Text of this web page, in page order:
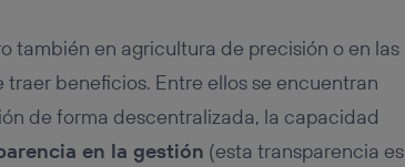
también en agricultura de precisión o en las
beneficios. Entre ellos se encuentran
de forma descentralizada, la capacidad
en la gestión (esta transparencia es